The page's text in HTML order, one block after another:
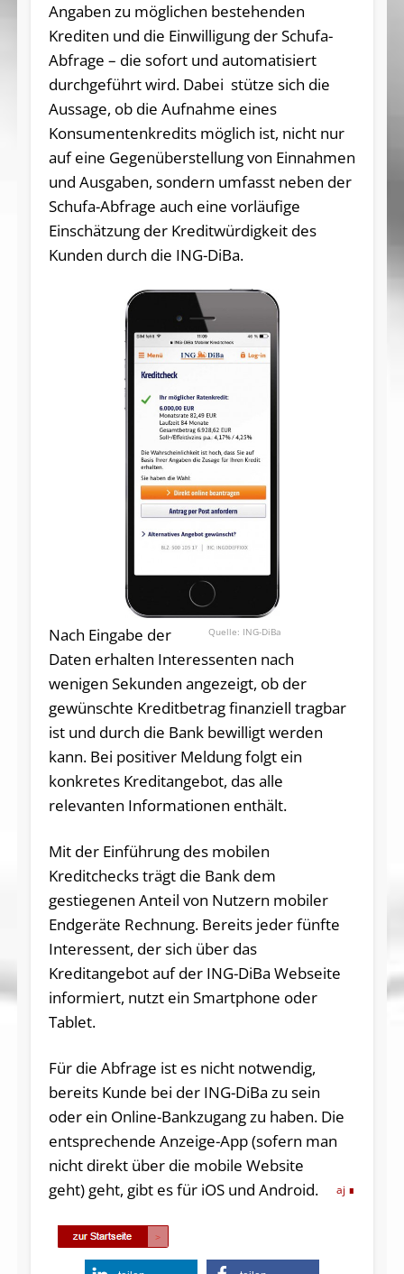
Angaben zu möglichen bestehenden
Krediten und die Einwilligung der Schufa-
Abfrage – die sofort und automatisiert
durchgeführt wird. Dabei stütze sich die
Aussage, ob die Aufnahme eines
Konsumentenkredits möglich ist, nicht nur
auf eine Gegenüberstellung von Einnahmen
und Ausgaben, sondern umfasst neben der
Schufa-Abfrage auch eine vorläufige
Einschätzung der Kreditwürdigkeit des
Kunden durch die ING-DiBa.
ING-DiBa
Nach Eingabe der
Daten erhalten Interessenten nach
wenigen Sekunden angezeigt, ob der
gewünschte Kreditbetrag finanziell tragbar
ist und durch die Bank bewilligt werden
kann. Bei positiver Meldung folgt ein
konkretes Kreditangebot, das alle
relevanten Informationen enthält.
Mit der Einführung des mobilen
Kreditchecks trägt die Bank dem
gestiegenen Anteil von Nutzern mobiler
Endgeräte Rechnung. Bereits jeder fünfte
Interessent, der sich über das
Kreditangebot auf der ING-DiBa Webseite
informiert, nutzt ein Smartphone oder
Tablet.
Für die Abfrage ist es nicht notwendig,
bereits Kunde bei der ING-DiBa zu sein
oder ein Online-Bankzugang zu haben. Die
entsprechende Anzeige-App (sofern man
nicht direkt über die mobile Website
geht) geht, gibt es für iOS und Android.
aj